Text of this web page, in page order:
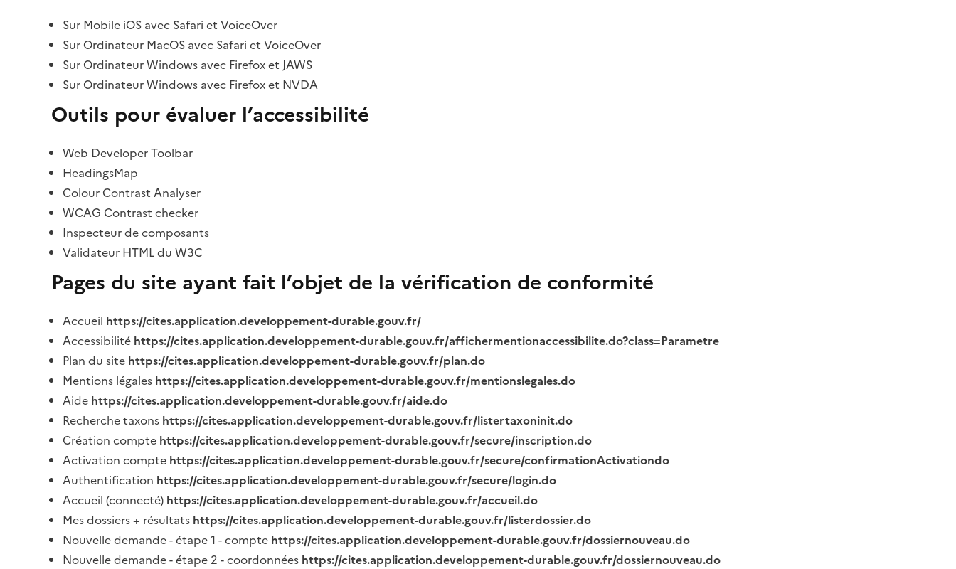
Sur Mobile iOS avec Safari et VoiceOver
Sur Ordinateur MacOS avec Safari et VoiceOver
Sur Ordinateur Windows avec Firefox et JAWS
Sur Ordinateur Windows avec Firefox et NVDA
Outils pour évaluer l’accessibilité
Web Developer Toolbar
HeadingsMap
Colour Contrast Analyser
WCAG Contrast checker
Inspecteur de composants
Validateur HTML du W3C
Pages du site ayant fait l’objet de la vérification de conformité
Accueil https://cites.application.developpement-durable.gouv.fr/
Accessibilité https://cites.application.developpement-durable.gouv.fr/affichermentionaccessibilite.do?class=Parametre
Plan du site https://cites.application.developpement-durable.gouv.fr/plan.do
Mentions légales https://cites.application.developpement-durable.gouv.fr/mentionslegales.do
Aide https://cites.application.developpement-durable.gouv.fr/aide.do
Recherche taxons https://cites.application.developpement-durable.gouv.fr/listertaxoninit.do
Création compte https://cites.application.developpement-durable.gouv.fr/secure/inscription.do
Activation compte https://cites.application.developpement-durable.gouv.fr/secure/confirmationActivationdo
Authentification https://cites.application.developpement-durable.gouv.fr/secure/login.do
Accueil (connecté) https://cites.application.developpement-durable.gouv.fr/accueil.do
Mes dossiers + résultats https://cites.application.developpement-durable.gouv.fr/listerdossier.do
Nouvelle demande - étape 1 - compte https://cites.application.developpement-durable.gouv.fr/dossiernouveau.do
Nouvelle demande - étape 2 - coordonnées https://cites.application.developpement-durable.gouv.fr/dossiernouveau.do